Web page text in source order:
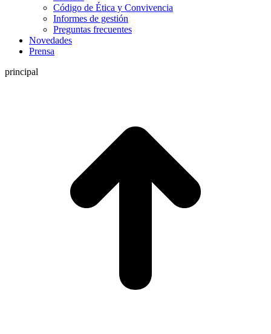
Código de Ética y Convivencia
Informes de gestión
Preguntas frecuentes
Novedades
Prensa
principal